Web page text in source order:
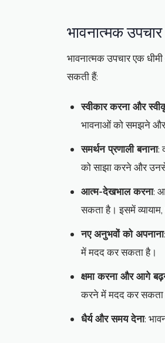
भावनात्मक
भावनात्मक उपचार एक
सकती हैं:
स्वीकार करना और
भावनाओं को समझने
समर्थन प्रणाली बनाना:
को साझा करने और
आत्म-देखभाल करना:
सकता है। इसमें
नए अनुभवों को अपनाना
में मदद कर सकता है।
क्षमा करना और आगे
करने में मदद कर सकता
धैर्य और समय देना: